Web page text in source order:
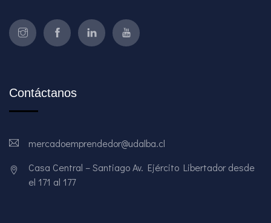
Contáctanos
mercadoemprendedor@udalba.cl
Casa Central – Santiago Av. Ejército Libertador desde
el 171 al 177